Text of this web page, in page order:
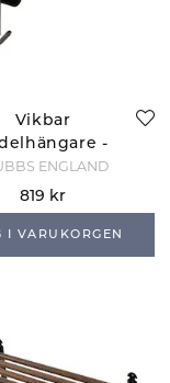
Vikbar
-
Line
ENGLAND
819 kr
I VARUKORGEN